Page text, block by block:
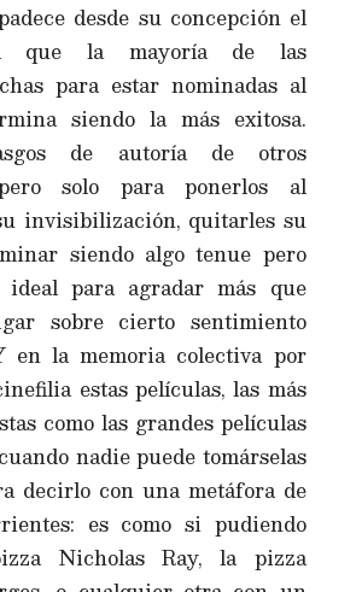
desde su concepción el
que la mayoría de las
para estar nominadas al
siendo la más exitosa.
de autoría de otros
solo para ponerlos al
invisibilización, quitarles su
siendo algo tenue pero
ideal para agradar más que
sobre cierto sentimiento
en la memoria colectiva por
estas películas, las más
como las grandes películas
nadie puede tomárselas
decirlo con una metáfora de
es como si pudiendo
Nicholas Ray, la pizza